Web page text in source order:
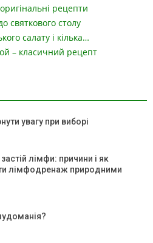
рецепти
святкового столу
салату і кілька…
– класичний рецепт
увагу при виборі
лімфи: причини і як
лімфодренаж природними